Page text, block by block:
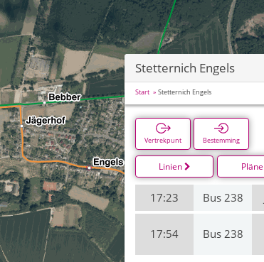
Stetternich Engels
Start Stetternich Engels
Vertrekpunt Bestemming
Linien Pläne
17:23 Bus 238
17:54 Bus 238